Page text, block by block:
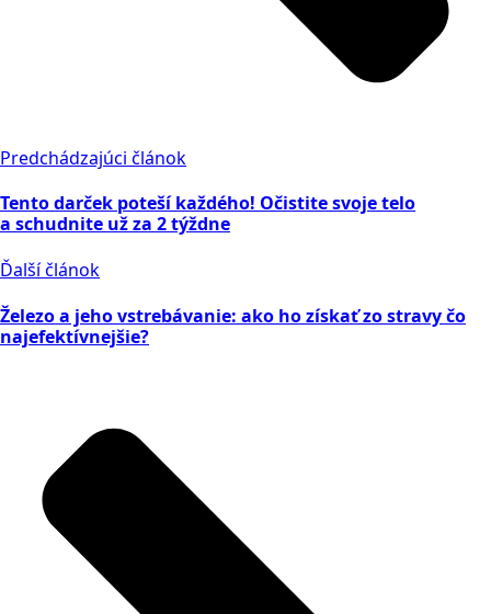
Predchádzajúci článok
Tento darček poteší každého! Očistite svoje telo
a schudnite už za 2 týždne
Ďalší článok
Železo a jeho vstrebávanie: ako ho získať zo stravy čo
najefektívnejšie?